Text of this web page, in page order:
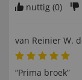
nuttig (0)
van Reinier W.
“Prima broek”